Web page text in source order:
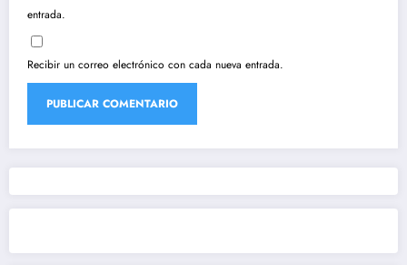
entrada.
Recibir un correo electrónico con cada nueva entrada.